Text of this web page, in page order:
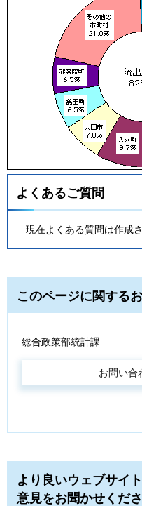
よくあるご質問
現在よくある質問は作成
このページに関する
総合政策部統計課
より良いウェブサイ
意見をお聞かせくだ